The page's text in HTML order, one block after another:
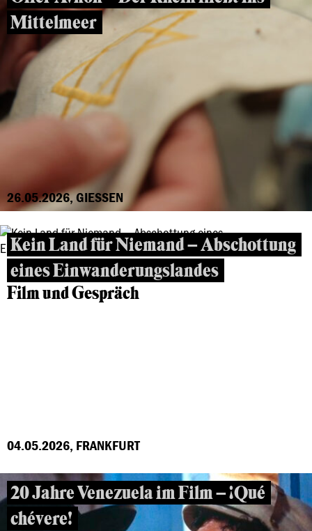
Mittelmeer
26.05.2026, GIESSEN
Kein Land für Niemand – Abschottung
eines Einwanderungslandes
Film und Gespräch
04.05.2026, FRANKFURT
20 Jahre Venezuela im Film – ¡Qué
chévere!